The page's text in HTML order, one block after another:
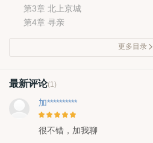
第3章 北上京城
第4章 寻亲
更多目录
最新评论(1)
加**********
很不错，加我聊